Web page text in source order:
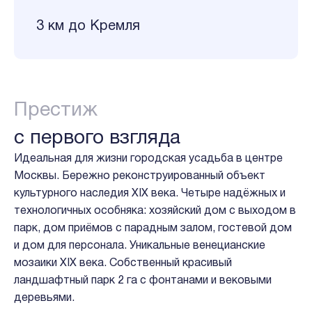
3 км до Кремля
Престиж
с первого взгляда
Идеальная для жизни городская усадьба в центре
Москвы. Бережно реконструированный объект
культурного наследия XIX века. Четыре надёжных и
технологичных особняка: хозяйский дом с выходом в
парк, дом приёмов с парадным залом, гостевой дом
и дом для персонала. Уникальные венецианские
мозаики XIX века. Собственный красивый
ландшафтный парк 2 га с фонтанами и вековыми
деревьями.